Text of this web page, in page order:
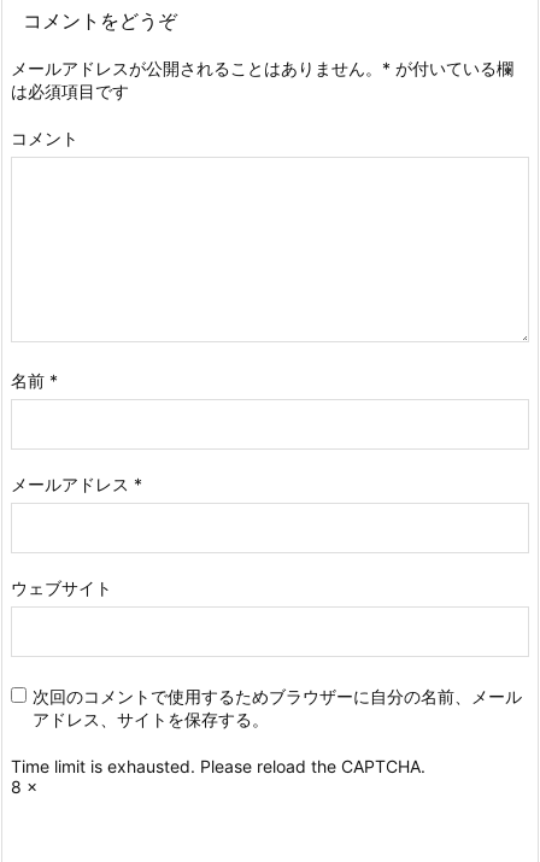
コメントをどうぞ
メールアドレスが公開されることはありません。 * が付いている欄
は必須項目です
コメント
名前 *
メールアドレス *
ウェブサイト
次回のコメントで使用するためブラウザーに自分の名前、メール
アドレス、サイトを保存する。
Time limit is exhausted. Please reload the CAPTCHA.
8 ×